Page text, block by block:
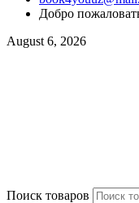
Добро
August 6, 2026
Поиск товаров